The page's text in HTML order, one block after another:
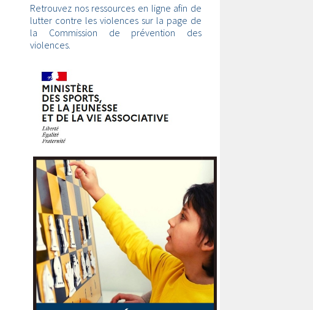
Retrouvez nos ressources en ligne afin de
lutter contre les violences sur la page de
la Commission de prévention des
violences.